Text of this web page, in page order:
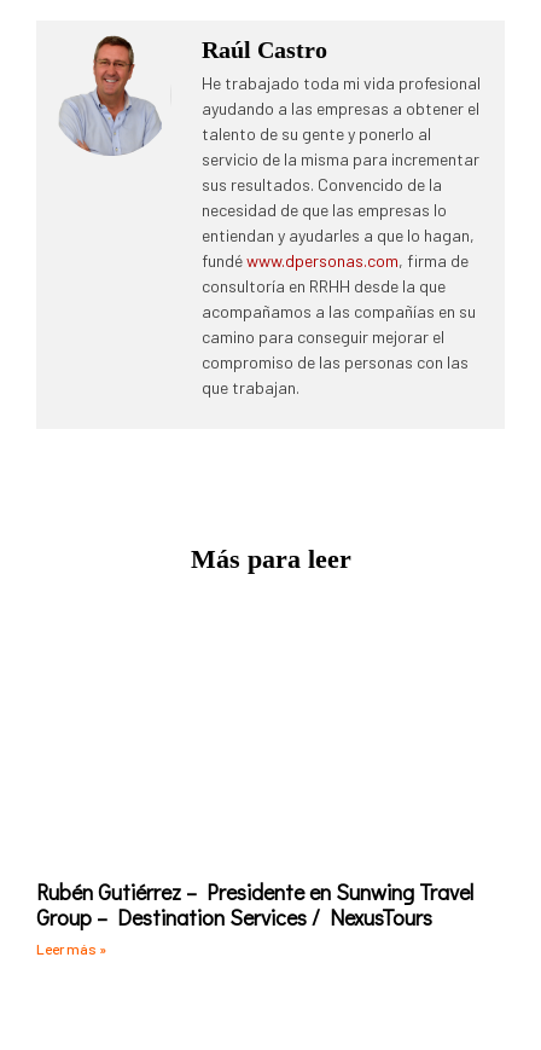
Raúl Castro
He trabajado toda mi vida profesional
ayudando a las empresas a obtener el
talento de su gente y ponerlo al
servicio de la misma para incrementar
sus resultados. Convencido de la
necesidad de que las empresas lo
entiendan y ayudarles a que lo hagan,
fundéwww.dpersonas.com, firma de
consultoría en RRHH desde la que
acompañamos a las compañías en su
camino para conseguir mejorar el
compromiso de las personas con las
que trabajan.
Más para leer
Rubén Gutiérrez – Presidente en Sunwing Travel
Group – Destination Services / NexusTours
Leer más »